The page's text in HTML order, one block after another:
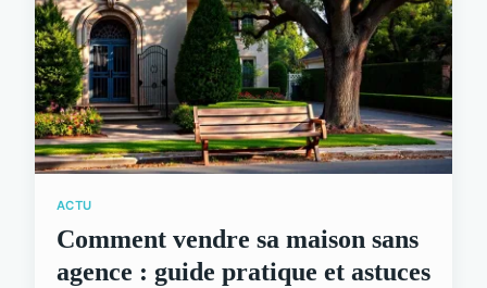
ACTU
Comment vendre sa maison sans
agence : guide pratique et astuces